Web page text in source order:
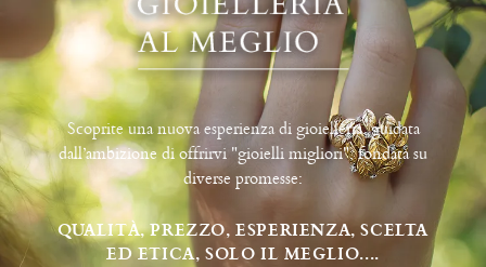
Scoprite una nuova esperienza di gioielleria, guidata
dall’ambizione di offrirvi "gioielli migliori", fondata su
diverse promesse:
QUALITÀ, PREZZO, ESPERIENZA, SCELTA
ED ETICA, SOLO IL MEGLIO....